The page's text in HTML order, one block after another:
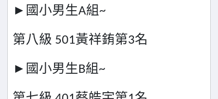
► 國小男生A組~
第八級 501黃祥銪第3名
► 國小男生B組~